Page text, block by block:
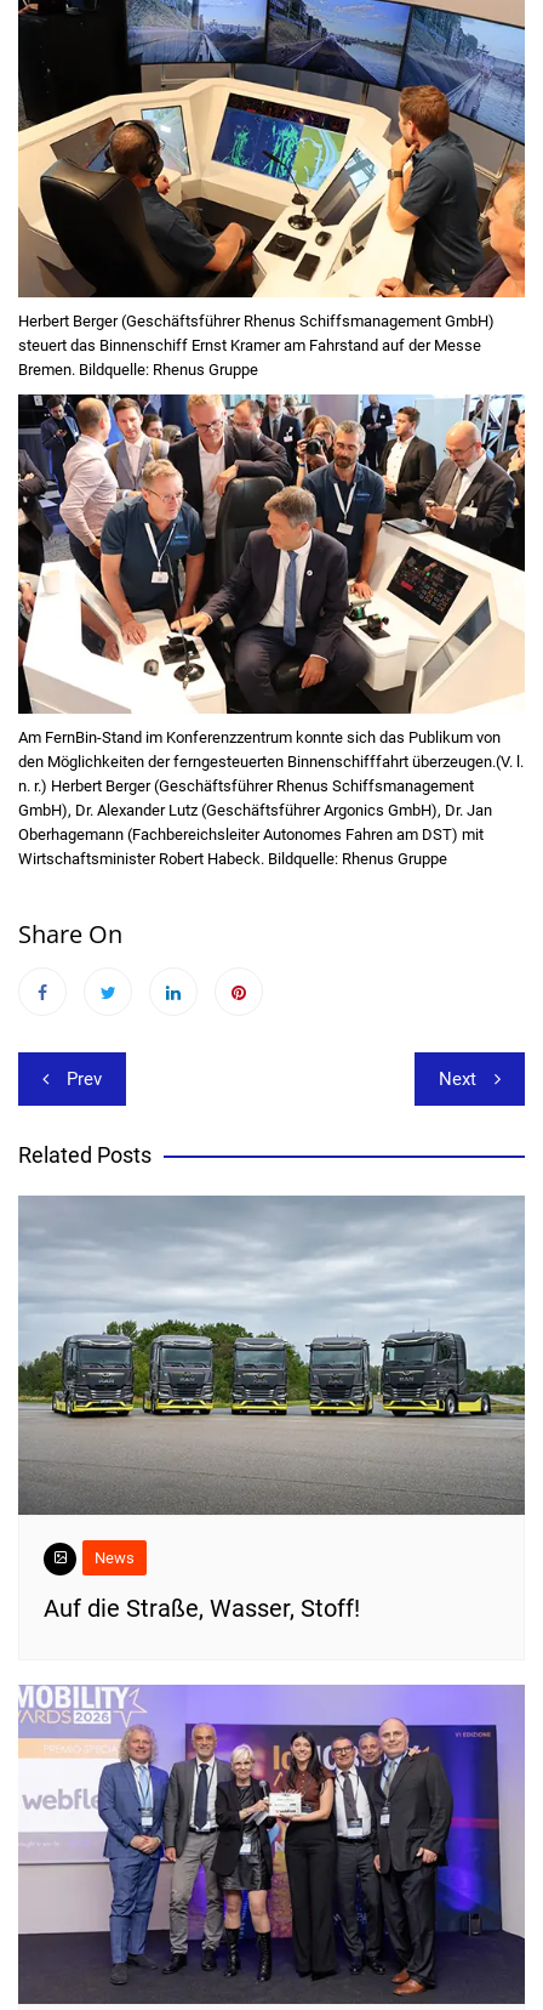
Herbert Berger (Geschäftsführer Rhenus Schiffsmanagement GmbH)
steuert das Binnenschiff Ernst Kramer am Fahrstand auf der Messe
Bremen. Bildquelle: Rhenus Gruppe
Am FernBin-Stand im Konferenzzentrum konnte sich das Publikum von
den Möglichkeiten der ferngesteuerten Binnenschifffahrt überzeugen.(V. l.
n. r.) Herbert Berger (Geschäftsführer Rhenus Schiffsmanagement
GmbH), Dr. Alexander Lutz (Geschäftsführer Argonics GmbH), Dr. Jan
Oberhagemann (Fachbereichsleiter Autonomes Fahren am DST) mit
Wirtschaftsminister Robert Habeck. Bildquelle: Rhenus Gruppe
Share On
Beitragsnavigation
Prev Next
Related Posts
News
​Auf die Straße, Wasser, Stoff!